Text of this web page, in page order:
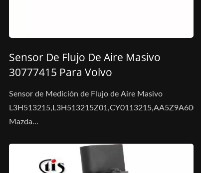
Sensor De Flujo De Aire Masivo
30777415 Para Volvo
Sensor de Medición de Flujo de Aire Masivo
L3H513215,L3H513215Z01,CY0113215,AA5Z9A600A
Mazda...